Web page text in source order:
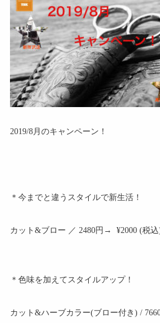
2019/8月のキャンペーン！
＊今までと違うスタイルで新生活！
カット&ブロー ／ 2480円→ ¥2000 (税込
＊色味を加えてスタイルアップ！
カット&ハーブカラー(ブロー付き) /